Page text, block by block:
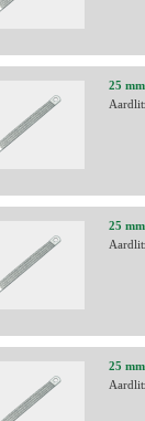
25
25
25